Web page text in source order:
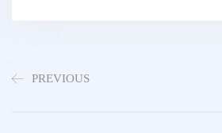
PREVIOUS